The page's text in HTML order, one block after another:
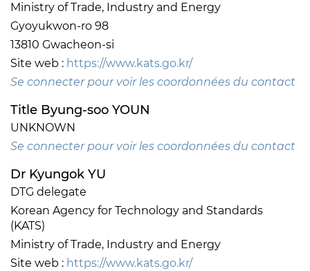
Ministry of Trade, Industry and Energy
Gyoyukwon-ro 98
13810 Gwacheon-si
Site web : https://www.kats.go.kr/
Se connecter pour voir les coordonnées du contact
Title Byung-soo YOUN
UNKNOWN
Se connecter pour voir les coordonnées du contact
Dr Kyungok YU
DTG delegate
Korean Agency for Technology and Standards
(KATS)
Ministry of Trade, Industry and Energy
Site web : https://www.kats.go.kr/